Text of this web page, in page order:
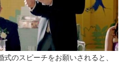
のスピーチをお願いされると、